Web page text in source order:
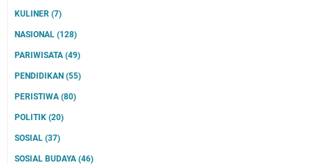
KULINER (7)
NASIONAL (128)
PARIWISATA (49)
PENDIDIKAN (55)
PERISTIWA (80)
POLITIK (20)
SOSIAL (37)
SOSIAL BUDAYA (46)